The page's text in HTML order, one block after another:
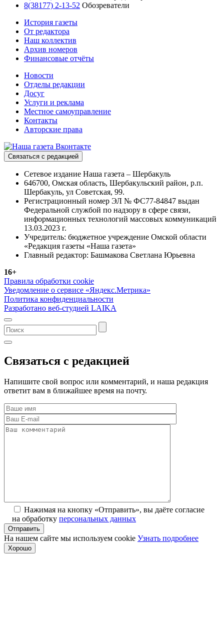
8(38177) 2-13-52 Обозреватели
История газеты
От редактора
Наш коллектив
Архив номеров
Финансовые отчёты
Новости
Отделы редакции
Досуг
Услуги и реклама
Местное самоуправление
Контакты
Авторские права
Связаться с редакцией
Сетевое издание Наша газета – Шербакуль
646700, Омская область, Шербакульский район, р.п.
Шербакуль, ул Советская, 99.
Регистрационный номер ЭЛ № ФС77-84847 выдан
Федеральной службой по надзору в сфере связи,
информационных технологий массовых коммуникаций
13.03.2023 г.
Учредитель: бюджетное учреждение Омской области
«Редакция газеты «Наша газета»
Главный редактор: Башмакова Светлана Юрьевна
16+
Правила обработки cookie
Уведомление о сервисе «Яндекс.Метрика»
Политика конфиденциальности
Разработано веб-студией LAIKA
Связаться с редакцией
Напишите свой вопрос или комментарий, и наша редакция
ответит вам в ближайшее время на почту.
Нажимая на кнопку «Отправить», вы даёте согласие
на обработку персональных данных
На нашем сайте мы используем cookie Узнать подробнее
Хорошо